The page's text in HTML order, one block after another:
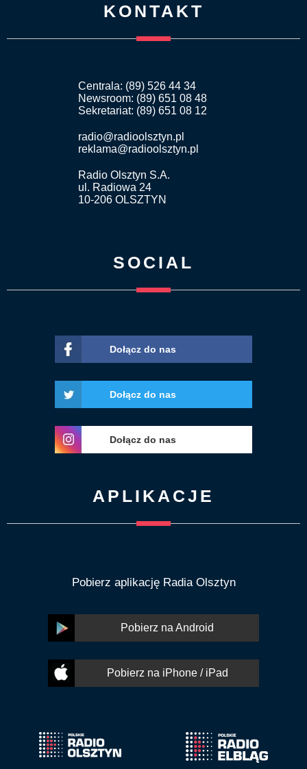
KONTAKT
Centrala: (89) 526 44 34
Newsroom: (89) 651 08 48
Sekretariat: (89) 651 08 12
radio@radioolsztyn.pl
reklama@radioolsztyn.pl
Radio Olsztyn S.A.
ul. Radiowa 24
10-206 OLSZTYN
SOCIAL
Dołącz do nas
Dołącz do nas
Dołącz do nas
APLIKACJE
Pobierz aplikację Radia Olsztyn
Pobierz na Android
Pobierz na iPhone / iPad